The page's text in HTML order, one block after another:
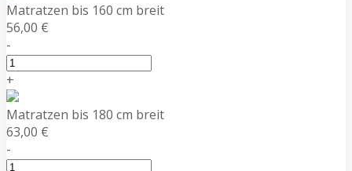
Matratzen bis 160 cm breit
56,00 €
-
+
Matratzen bis 180 cm breit
63,00 €
-